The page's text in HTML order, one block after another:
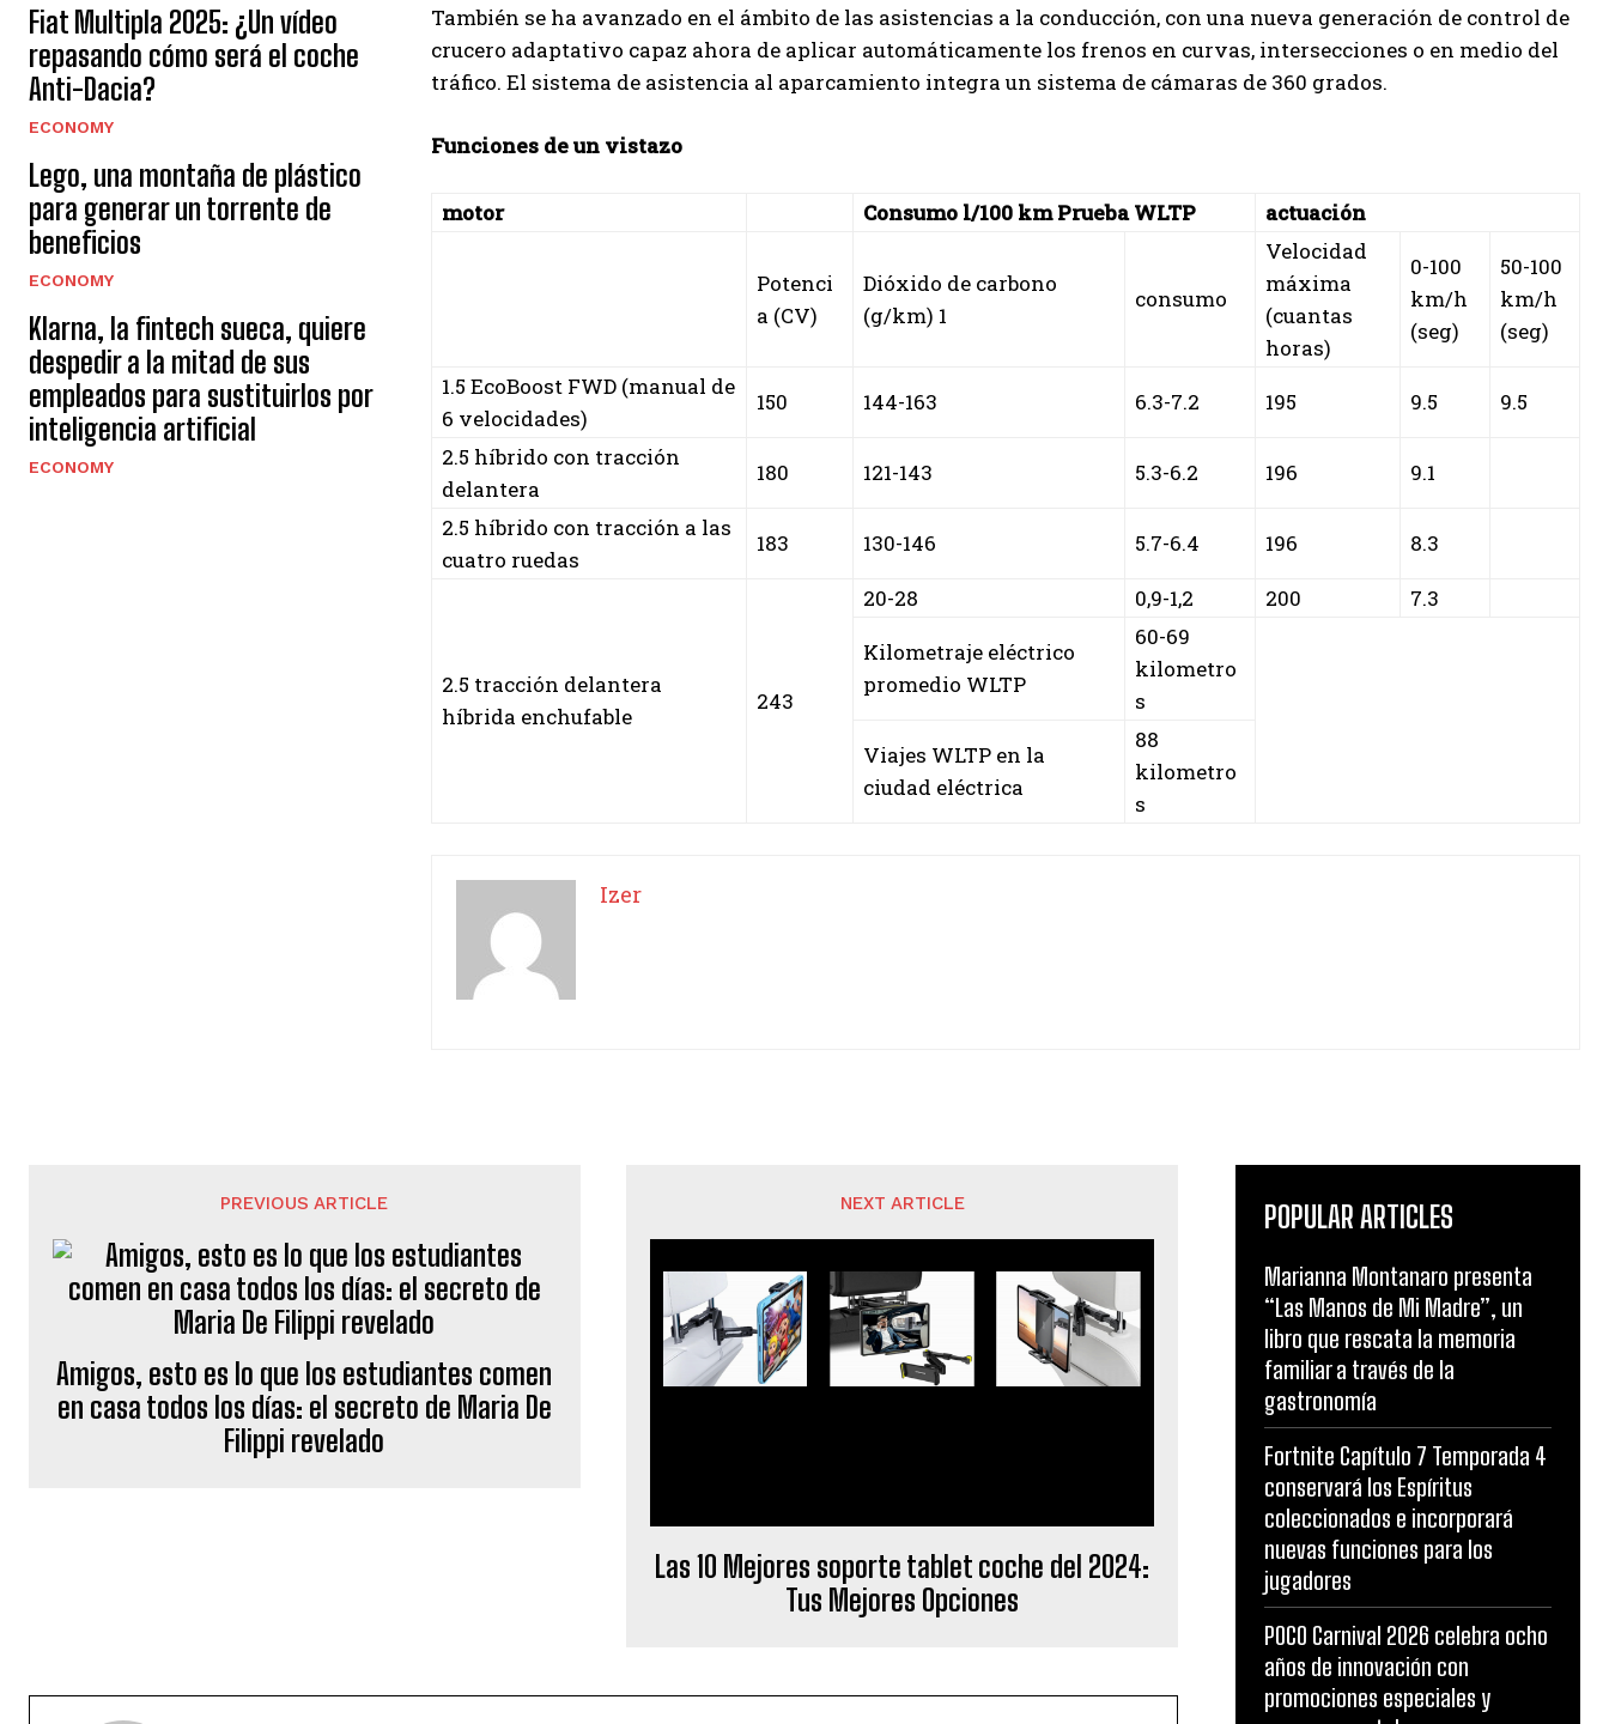
Fiat Multipla 2025: ¿Un vídeo
repasando cómo será el coche
Anti-Dacia?
ECONOMY
Lego, una montaña de plástico
para generar un torrente de
beneficios
ECONOMY
Klarna, la fintech sueca, quiere
despedir a la mitad de sus
empleados para sustituirlos por
inteligencia artificial
ECONOMY
También se ha avanzado en el ámbito de las asistencias a la conducción, con una nueva generación de control de
crucero adaptativo capaz ahora de aplicar automáticamente los frenos en curvas, intersecciones o en medio del
tráfico. El sistema de asistencia al aparcamiento integra un sistema de cámaras de 360 ​​grados.
Funciones de un vistazo
motor Consumo l/100 km Prueba WLTP actuación
Potenci
a (CV)
Dióxido de carbono
(g/km) 1
consumo
Velocidad
máxima
(cuantas
horas)
0-100
km/h
(seg)
50-100
km/h
(seg)
1.5 EcoBoost FWD (manual de
6 velocidades)
150 144-163 6.3-7.2 195 9.5
9.5
2.5 híbrido con tracción
delantera
180 121-143 5.3-6.2 196
9.1
2.5 híbrido con tracción a las
cuatro ruedas
183 130-146 5.7-6.4 196 8.3
2.5 tracción delantera
híbrida enchufable
243
20-28 0,9-1,2 200
7.3
Kilometraje eléctrico
promedio WLTP
60-69
kilometro
s
Viajes WLTP en la
ciudad eléctrica
88
kilometro
s
Izer
PREVIOUS ARTICLE
Amigos, esto es lo que los estudiantes comen
en casa todos los días: el secreto de Maria De
Filippi revelado
NEXT ARTICLE
Las 10 Mejores soporte tablet coche del 2024:
Tus Mejores Opciones
POPULAR ARTICLES
Marianna Montanaro presenta
“Las Manos de Mi Madre”, un
libro que rescata la memoria
familiar a través de la
gastronomía
Fortnite Capítulo 7 Temporada 4
conservará los Espíritus
coleccionados e incorporará
nuevas funciones para los
jugadores
POCO Carnival 2026 celebra ocho
años de innovación con
promociones especiales y